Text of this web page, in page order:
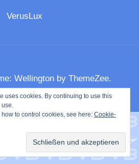
VerusLux
Wellington by ThemeZee.
uses cookies. By continuing to use this
use.
to control cookies, see here: Cookie-